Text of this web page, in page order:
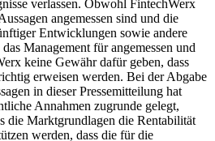
verlassen. Obwohl FintechWerx
angemessen sind und die
Entwicklungen sowie andere
Management für angemessen und
keine Gewähr dafür geben, dass
erweisen werden. Bei der Abgabe
in dieser Pressemitteilung hat
Annahmen zugrunde gelegt,
die Marktgrundlagen die Rentabilität
werden, dass die für die